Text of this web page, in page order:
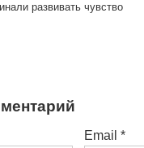
развивать чувство
Email *